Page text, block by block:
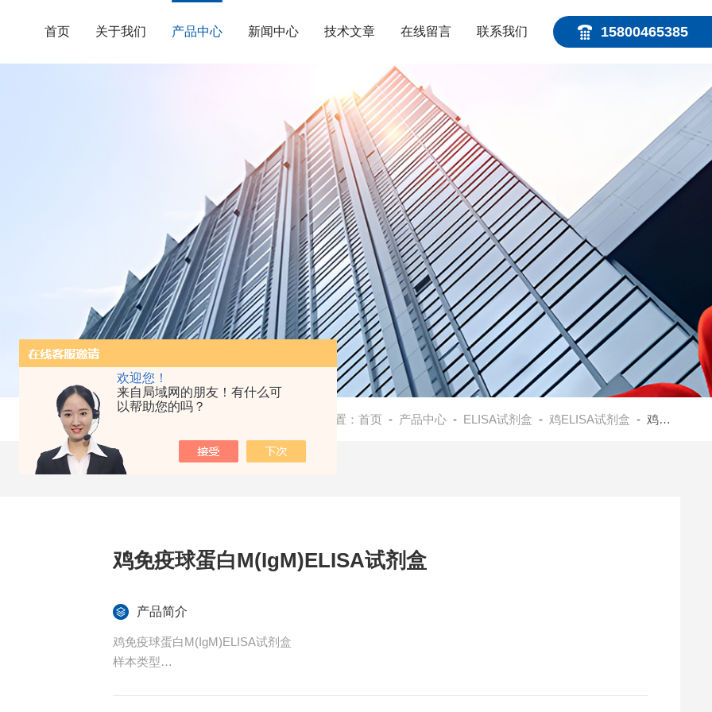
欢迎您！
来自局域网的朋友！有什么可
以帮助您的吗？
15800465385
首页 关于我们 产品中心 新闻中心 技术文章 在线留言 联系我们
当前位置：首页 - 产品中心 - ELISA试剂盒 - 鸡ELISA试剂盒 - 鸡免疫球蛋白M(IgM)ELISA试剂盒
鸡免疫球蛋白M(IgM)ELISA试剂盒
产品简介
鸡免疫球蛋白M(IgM)ELISA试剂盒
样本类型